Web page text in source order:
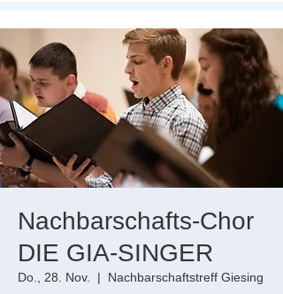
Nachbarschafts-Chor
DIE GIA-SINGER
Do., 28. Nov.
  |
Nachbarschaftstreff Giesing